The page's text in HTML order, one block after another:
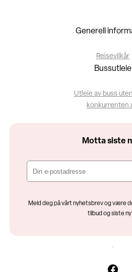
Generell
Reisevilkår
Bussutleie
Utleie av buss
Motta siste
Meld deg på vårt nyhetsbrev og være
tilbud og siste
Facebook